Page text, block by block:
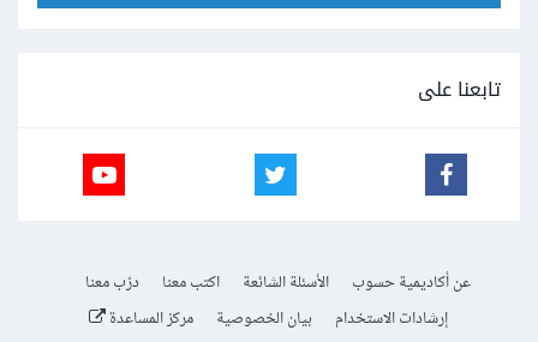
تابعنا على
عن أكاديمية حسوب الأسئلة الشائعة اكتب معنا
درّب معنا
إرشادات الاستخدام
بيان الخصوصية مركز المساعدة